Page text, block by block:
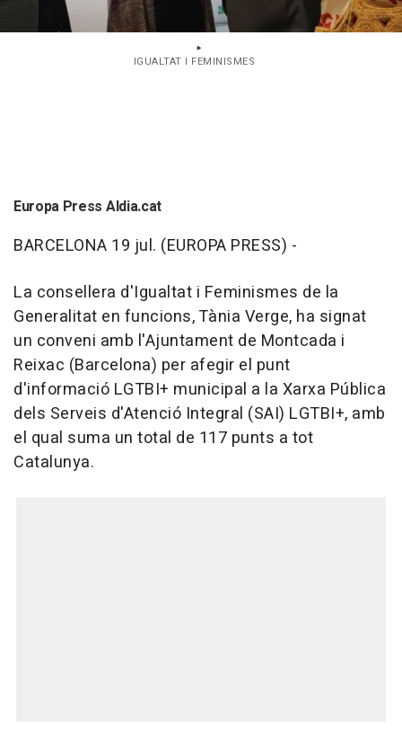
IGUALTAT I FEMINISMES
Europa Press Aldia.cat
BARCELONA 19 jul. (EUROPA PRESS) -
La consellera d'Igualtat i Feminismes de la
Generalitat en funcions, Tània Verge, ha signat
un conveni amb l'Ajuntament de Montcada i
Reixac (Barcelona) per afegir el punt
d'informació LGTBI+ municipal a la Xarxa Pública
dels Serveis d'Atenció Integral (SAI) LGTBI+, amb
el qual suma un total de 117 punts a tot
Catalunya.